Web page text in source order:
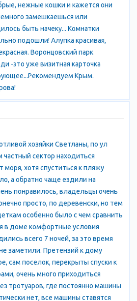
Главная
и гордость Алупки – Воронцовский
двух миллионов туристов
можно совершить пешую прогулку в
в Ласточкино гнездо.
стержневое направление жизни
условия для разнообразного отдыха –
ночные клубы, дискотеки.
предлагаются погружения с
прогулки и много других видов
искусства привлечет вернисаж
Поклонники виноделия смогут по
изысканных крымских вин в
. Приезжающих в Алупку
цены на жилье и
по вкусу и финансовым
описание Алупки не
этого города. Сюда надо
чтобы почувствовать
города, и насладиться
нежные кошки и кажется они
замешкаешься или
быть начеку... Комнатки
подошли! Алупка красивая,
Воронцовский парк
-это уже визитная карточка
Крым.
хозяйки Светланы, по ул
частный сектор находиться
моря, хотя спуститься к пляжу
а обратно чаще ездили на
понравилось, владельцы очень
просто, по деревенски, но тем
особенно было с чем сравнить
в доме комфортные условия
всего 7 ночей, за это время
заметили. Претензий к дому
сам поселок, перекрыты спуски к
очень много приходиться
тротуаров, где постоянно машины
нет, все машины ставятся